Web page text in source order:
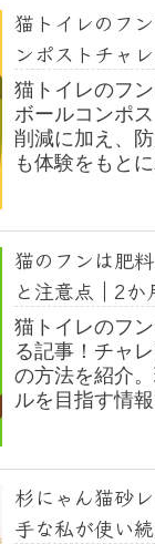
猫トイレのフ
ンポストチャ
猫トイレのフ
ボールコンポ
削減に加え、
も体験をもと
猫のフンは肥
と注意点｜2
猫トイレのフ
る記事！チャ
の方法を紹介
ルを目指す情
杉にゃん猫砂
手な私が使い